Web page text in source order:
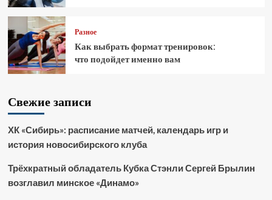
Разное
Как выбрать формат тренировок:
что подойдет именно вам
Свежие записи
ХК «Сибирь»: расписание матчей, календарь игр и
история новосибирского клуба
Трёхкратный обладатель Кубка Стэнли Сергей Брылин
возглавил минское «Динамо»